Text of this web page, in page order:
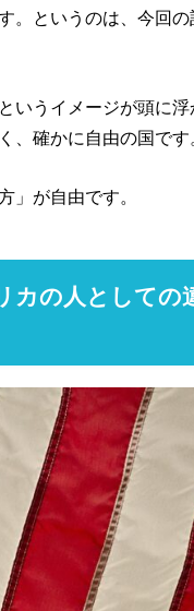
。というのは、今回
いうイメージが頭に
、確かに自由の国です
」が自由です。
カの人としての